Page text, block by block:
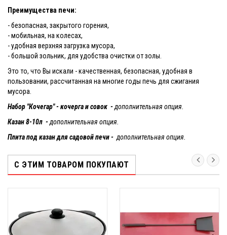
Преимущества печи:
- безопасная, закрытого горения,
- мобильная, на колесах,
- удобная верхняя загрузка мусора,
- большой зольник, для удобства очистки от золы.
Это то, что Вы искали - качественная, безопасная, удобная в
пользовании, рассчитанная на многие годы печь для сжигания
мусора.
Набор "Кочегар" - кочерга и совок -дополнительная опция.
Казан 8-10л -дополнительная опция.
Плита под казан для садовой печи - дополнительная опция.
С ЭТИМ ТОВАРОМ ПОКУПАЮТ